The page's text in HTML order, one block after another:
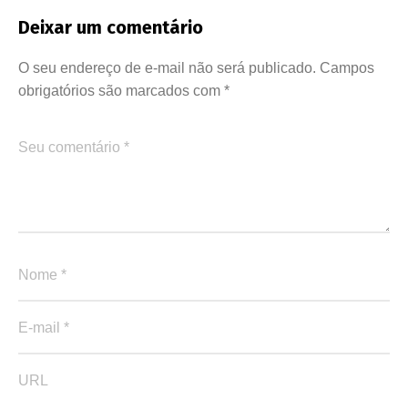
Deixar um comentário
O seu endereço de e-mail não será publicado. Campos
obrigatórios são marcados com *